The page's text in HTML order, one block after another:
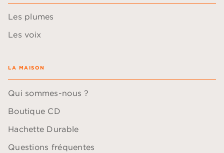
Les plumes
Les voix
LA MAISON
Qui sommes-nous ?
Boutique CD
Hachette Durable
Questions fréquentes